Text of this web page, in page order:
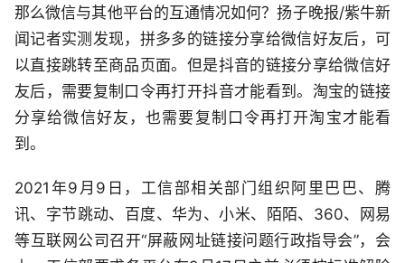
那么微信与其他平台的互通情况如何？扬子晚报/紫牛新
闻记者实测发现，拼多多的链接分享给微信好友后，可
以直接跳转至商品页面。但是抖音的链接分享给微信好
友后，需要复制口令再打开抖音才能看到。淘宝的链接
分享给微信好友，也需要复制口令再打开淘宝才能看
到。
2021年9月9日，工信部相关部门组织阿里巴巴、腾
讯、字节跳动、百度、华为、小米、陌陌、360、网易
等互联网公司召开“屏蔽网址链接问题行政指导会”，会